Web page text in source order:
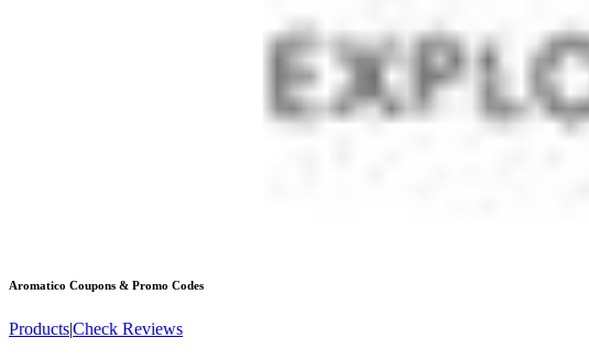
Aromatico Coupons & Promo Codes
Products|Check Reviews